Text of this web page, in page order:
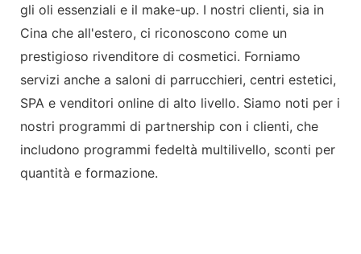
gli oli essenziali e il make-up. I nostri clienti, sia in
Cina che all'estero, ci riconoscono come un
prestigioso rivenditore di cosmetici. Forniamo
servizi anche a saloni di parrucchieri, centri estetici,
SPA e venditori online di alto livello. Siamo noti per i
nostri programmi di partnership con i clienti, che
includono programmi fedeltà multilivello, sconti per
quantità e formazione.